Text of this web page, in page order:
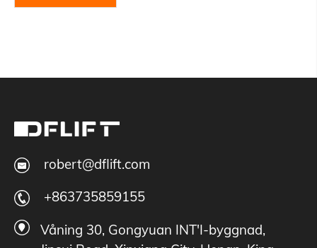
robert@dflift.com
+863735859155
Våning 30, Gongyuan INT'I-byggnad,